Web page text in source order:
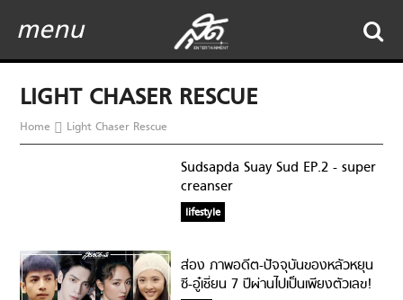
menu
LIGHT CHASER RESCUE
Home Light Chaser Rescue
Sudsapda Suay Sud EP.2 - super
creanser
lifestyle
ส่อง ภาพอดีต-ปัจจุบันของหลัวหยุน
ซี-อู๋เชี่ยน 7 ปีผ่านไปเป็นเพียงตัวเลข!